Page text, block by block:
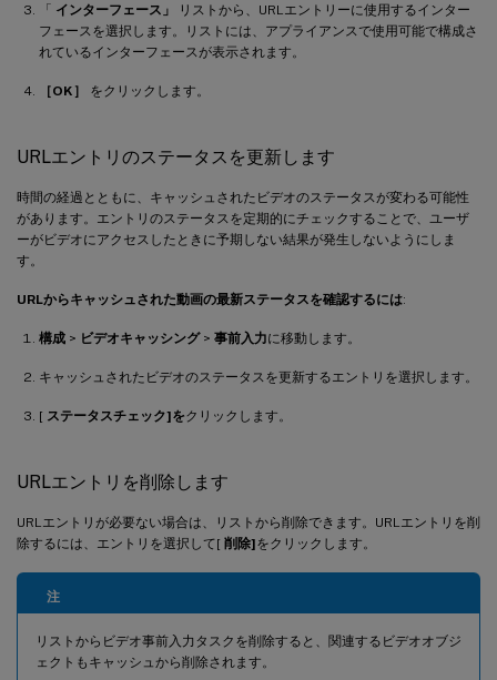
「 インターフェース」
リストから、URLエントリーに使用するインター
フェースを選択します。リストには、アプライアンスで使用可能で構成さ
れているインターフェースが表示されます。
［OK］ をクリックします。
URLエントリのステータスを更新します
時間の経過とともに、キャッシュされたビデオのステータスが変わる可能性
があります。エントリのステータスを定期的にチェックすることで、ユーザ
ーがビデオにアクセスしたときに予期しない結果が発生しないようにしま
す。
URLからキャッシュされた動画の最新ステータスを確認するには:
構成 > ビデオキャッシング> 事前入力に移動します。
キャッシュされたビデオのステータスを更新するエントリを選択します。
[ ステータスチェック]をクリックします。
URLエントリを削除します
URLエントリが必要ない場合は、リストから削除できます。URLエントリを削
除するには、エントリを選択して[ 削除]をクリックします。
注
リストからビデオ事前入力タスクを削除すると、関連するビデオオブジ
ェクトもキャッシュから削除されます。